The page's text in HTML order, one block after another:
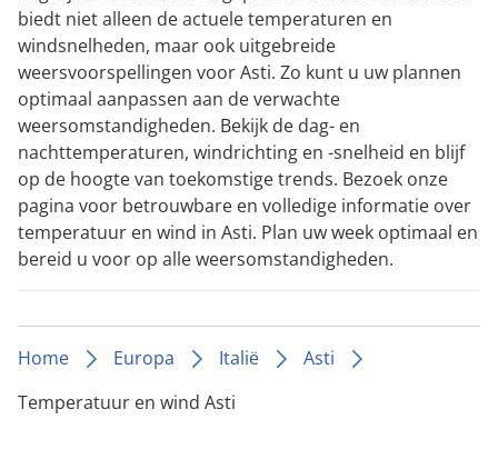
biedt niet alleen de actuele temperaturen en
windsnelheden, maar ook uitgebreide
weersvoorspellingen voor Asti. Zo kunt u uw plannen
optimaal aanpassen aan de verwachte
weersomstandigheden. Bekijk de dag- en
nachttemperaturen, windrichting en -snelheid en blijf
op de hoogte van toekomstige trends. Bezoek onze
pagina voor betrouwbare en volledige informatie over
temperatuur en wind in Asti. Plan uw week optimaal en
bereid u voor op alle weersomstandigheden.
Home Europa Italië
Asti
Temperatuur en wind Asti